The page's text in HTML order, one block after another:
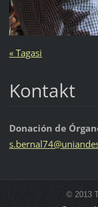
« Tagasi
Kontakt
Donación de
s.bernal74@unian
© 2013